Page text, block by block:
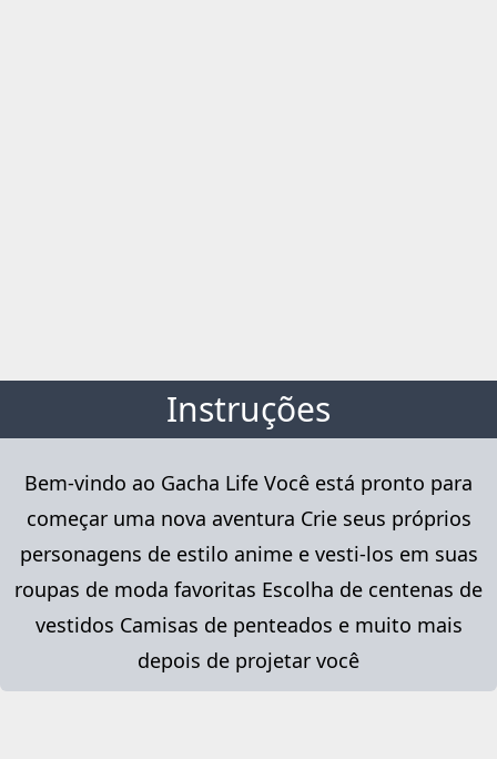
Instruções
Bem-vindo ao Gacha Life Você está pronto para
começar uma nova aventura Crie seus próprios
personagens de estilo anime e vesti-los em suas
roupas de moda favoritas Escolha de centenas de
vestidos Camisas de penteados e muito mais
depois de projetar você